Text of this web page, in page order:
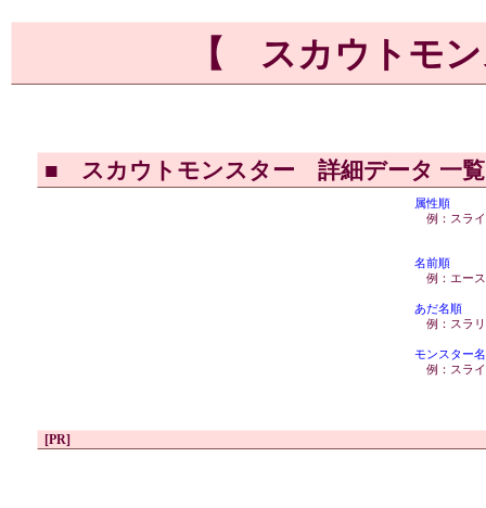
【 スカウトモ
■ スカウトモンスター 詳細データ 一
属性順
例：スラ
名前順
例：エース
あだ名順
例：スラ
モンスター
例：スラ
[PR]